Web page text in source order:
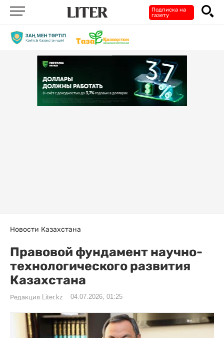
Подписка на
газету
Новости Казахстана
Правовой фундамент научно-
технологического развития
Казахстана
Редакция Liter.kz 04.07.2026, 01:25